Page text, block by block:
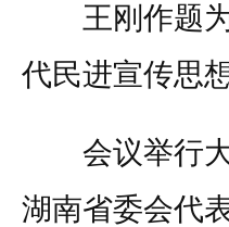
王刚作题为
代民进宣传思
会议举行大
湖南省委会代